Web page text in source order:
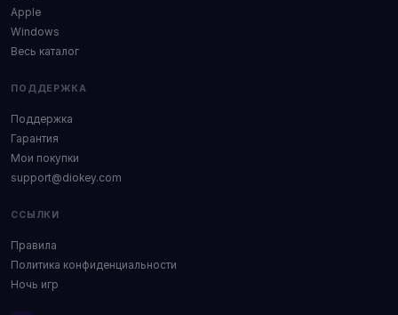
Apple
Windows
Весь каталог
ПОДДЕРЖКА
Поддержка
Гарантия
Мои покупки
support@diokey.com
ССЫЛКИ
Правила
Политика конфиденциальности
Ночь игр